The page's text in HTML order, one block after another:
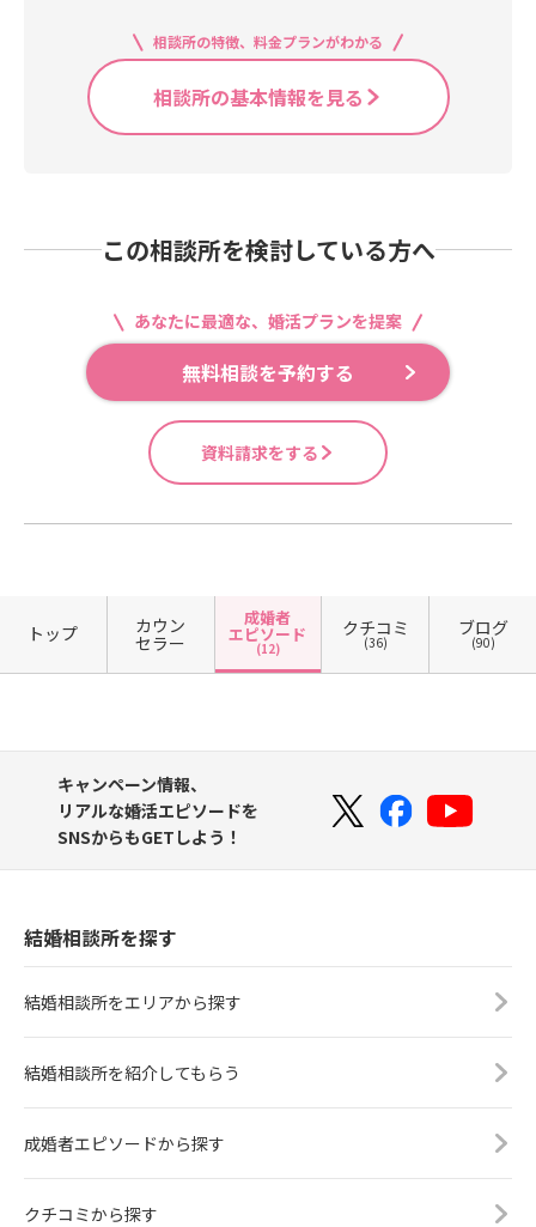
相談所の特徴、料金プランがわかる
相談所の基本情報を見る
この相談所を検討している方へ
あなたに最適な、婚活プランを提案
無料相談を予約する
資料請求をする
トップ カウン
セラー
成婚者
エピソード
(12)
クチコミ
(36)
ブログ
(90)
キャンペーン情報、
リアルな婚活エピソードを
SNSからもGETしよう！
結婚相談所を探す
結婚相談所をエリアから探す
結婚相談所を紹介してもらう
成婚者エピソードから探す
クチコミから探す